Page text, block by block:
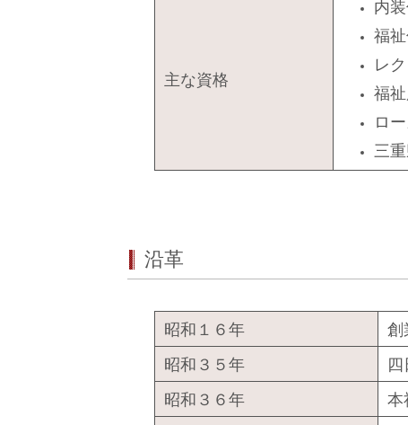
主な資格
内
福
レ
福
ロ
三
沿革
昭和１６年
創
昭和３５年
昭和３６年
本